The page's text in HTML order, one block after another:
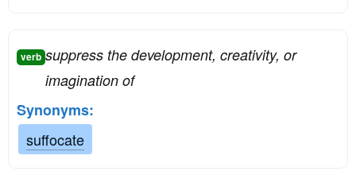
verb suppress the development, creativity, or
imagination of
Synonyms:
suffocate